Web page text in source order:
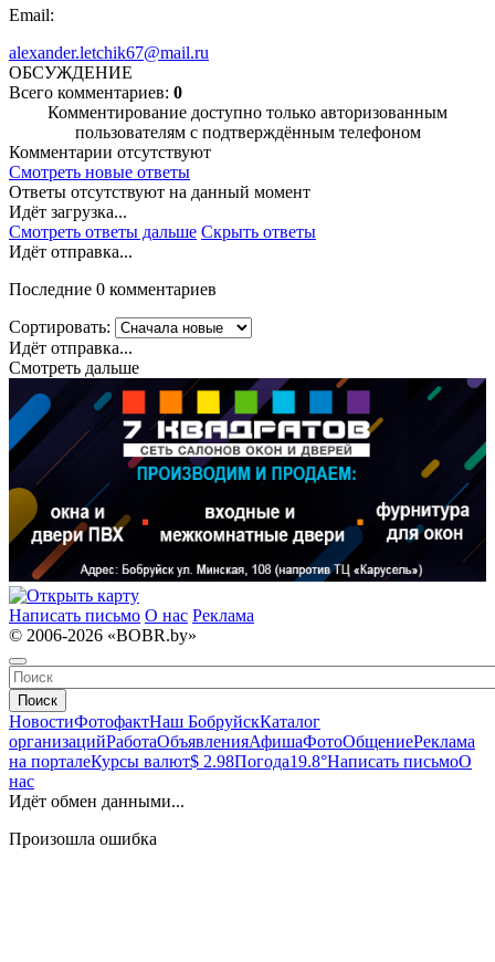
Email:
alexander.letchik67@mail.ru
ОБСУЖДЕНИЕ
Всего комментариев: 0
Комментирование доступно только авторизованным
пользователям с подтверждённым телефоном
Комментарии отсутствуют
Смотреть новые ответы
Ответы отсутствуют на данный момент
Идёт загрузка...
Смотреть ответы дальше Скрыть ответы
Идёт отправка...
Последние 0 комментариев
Сортировать:
Идёт отправка...
Смотреть дальше
Написать письмо О нас Реклама
© 2006-2026 «BOBR.by»
Поиск
НовостиФотофактНаш БобруйскКаталог
организацийРаботаОбъявленияАфишаФотоОбщениеРеклама
на порталеКурсы валют$ 2.98Погода19.8°Написать письмоО
нас
Идёт обмен данными...
Произошла ошибка